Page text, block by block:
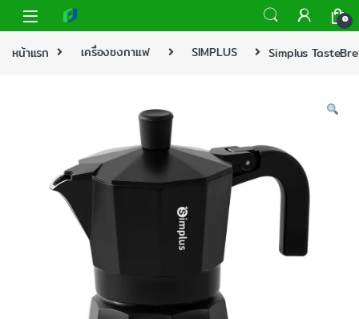
0
หน้าแรก เครื่องชงกาแฟ SIMPLUS Simplus